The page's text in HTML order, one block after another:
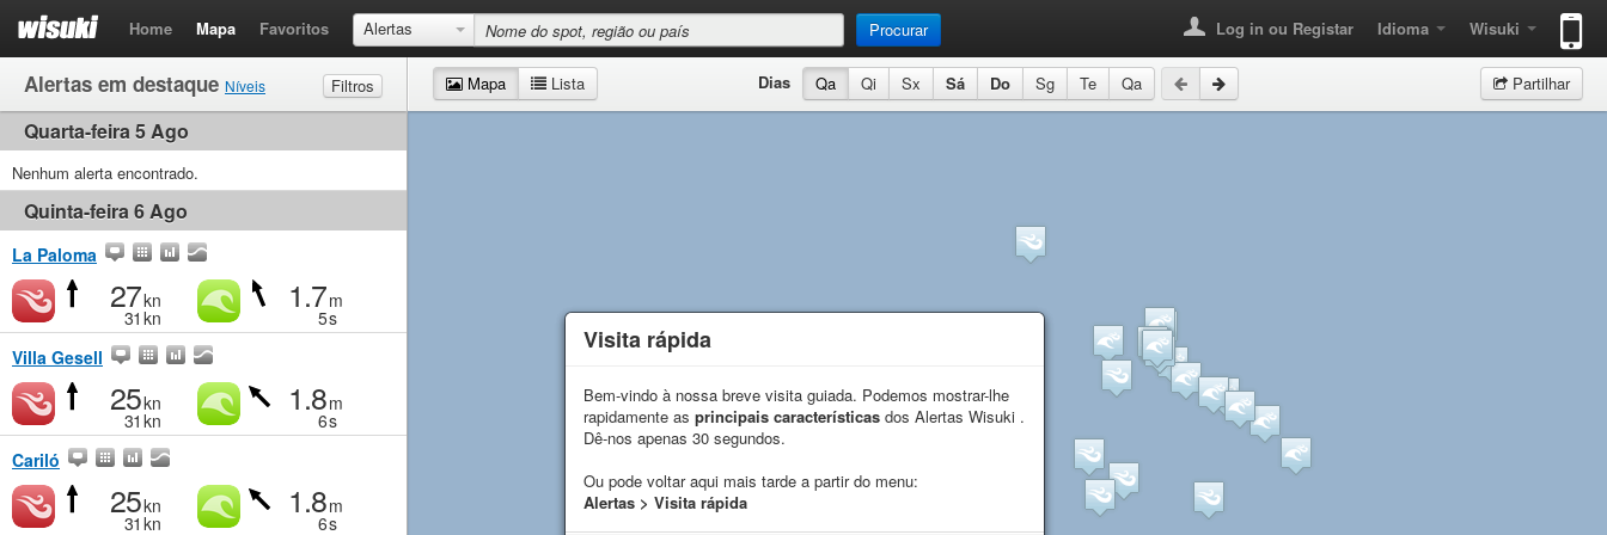
Home Mapa Favoritos Alertas Procurar Log in ou Registar Idioma Wisuki
Alertas em destaque Níveis
Filtros
Vento
Ondas
Quarta-feira 5 Ago
Nenhum alerta encontrado.
Quinta-feira 6 Ago
La Paloma
27kn
31 kn
1.7m
5s
Villa Gesell
25kn
31 kn
1.8m
6s
Cariló
25kn
31 kn
1.8m
6s
Mapa Lista Dias Qa Qi Sx Sá Do Sg Te Qa Partilhar
Visita rápida
Bem-vindo à nossa breve visita guiada. Podemos mostrar-lhe
rapidamente as principais características dos Alertas Wisuki .
Dê-nos apenas 30 segundos.
Ou pode voltar aqui mais tarde a partir do menu:
Alertas > Visita rápida
Visita rápida
Bem-vindo à nossa breve visita guiada. Podemos mostrar-lhe
rapidamente as principais características dos Alertas Wisuki .
Dê-nos apenas 30 segundos.
Ou pode voltar aqui mais tarde a partir do menu:
Alertas > Visita rápida